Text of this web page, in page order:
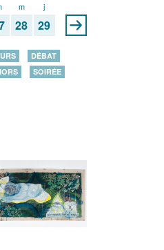
m
28
j
29
DÉBAT
SOIRÉE